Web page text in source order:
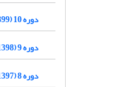
دوره 10 (1399)
دوره 9 (1398)
دوره 8 (1397)